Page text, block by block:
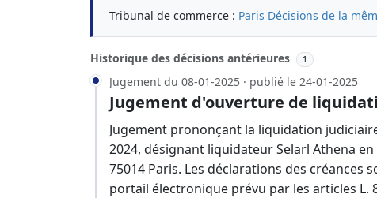
Tribunal de commerce : Paris Décisions de la
Historique des décisions antérieures 1
Jugement du 08-01-2025 · publié le 24-01-2025
Jugement d'ouverture de
Jugement prononçant la liquidation
2024, désignant liquidateur Selarl Athena
75014 Paris. Les déclarations des
portail électronique prévu par les articles L.